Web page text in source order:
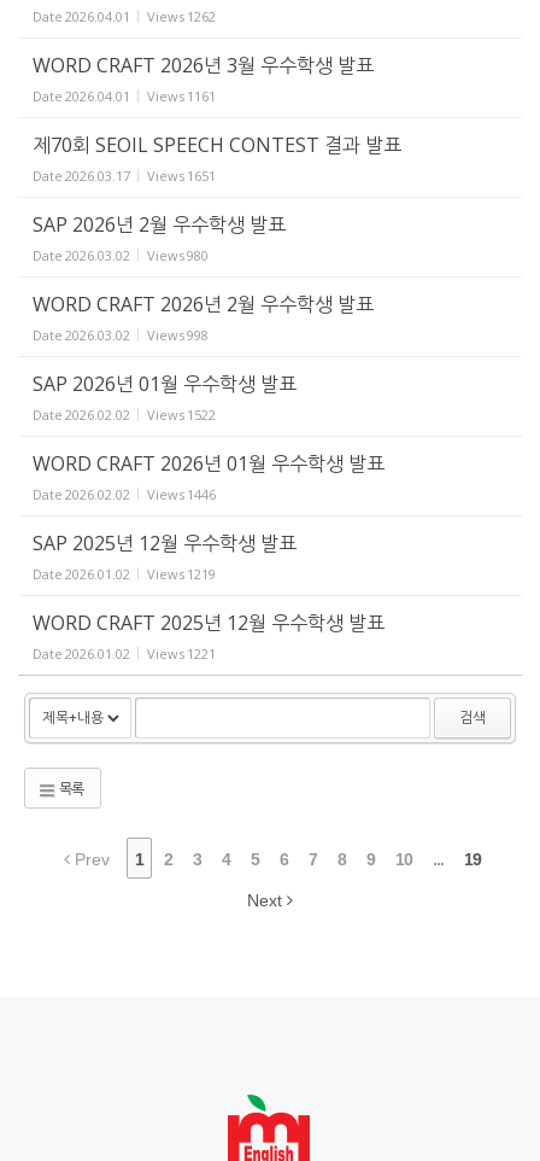
Date 2026.04.01 Views 1262
WORD CRAFT 2026년 3월 우수학생 발표
Date 2026.04.01 Views 1161
제70회 SEOIL SPEECH CONTEST 결과 발표
Date 2026.03.17 Views 1651
SAP 2026년 2월 우수학생 발표
Date 2026.03.02 Views980
WORD CRAFT 2026년 2월 우수학생 발표
Date 2026.03.02 Views998
SAP 2026년 01월 우수학생 발표
Date 2026.02.02 Views 1522
WORD CRAFT 2026년 01월 우수학생 발표
Date 2026.02.02 Views 1446
SAP 2025년 12월 우수학생 발표
Date 2026.01.02 Views 1219
WORD CRAFT 2025년 12월 우수학생 발표
Date 2026.01.02 Views 1221
검색
목록
Prev 1 2 3 4 5 6 7 8 9 10 ... 19
Next